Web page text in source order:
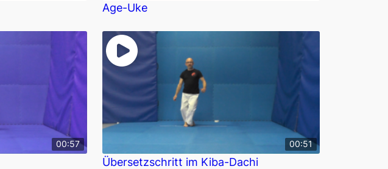
Age-Uke
00:57 00:51
Übersetzschritt im Kiba-Dachi